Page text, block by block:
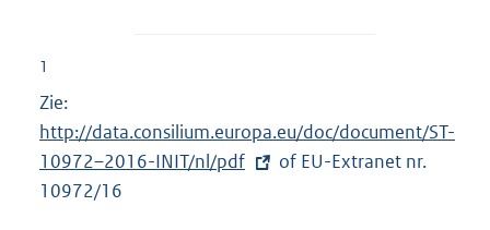
1
Zie:
x
t
e
http://data.consilium.europa.eu/doc/document/ST-
10972–2016-INIT/nl/pdf
of EU-Extranet nr.
10972/16